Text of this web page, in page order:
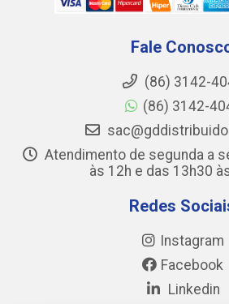
Fale
(86) 3142-
(86) 3142-
Atendimento de segunda a
às 12h e das 13h30
Redes
Instagram
Facebook
Linkedin